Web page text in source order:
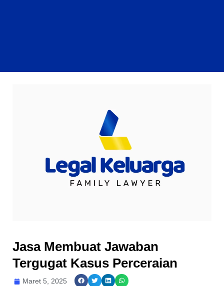
Jasa Membuat Jawaban
Tergugat Kasus Perceraian
Maret 5, 2025